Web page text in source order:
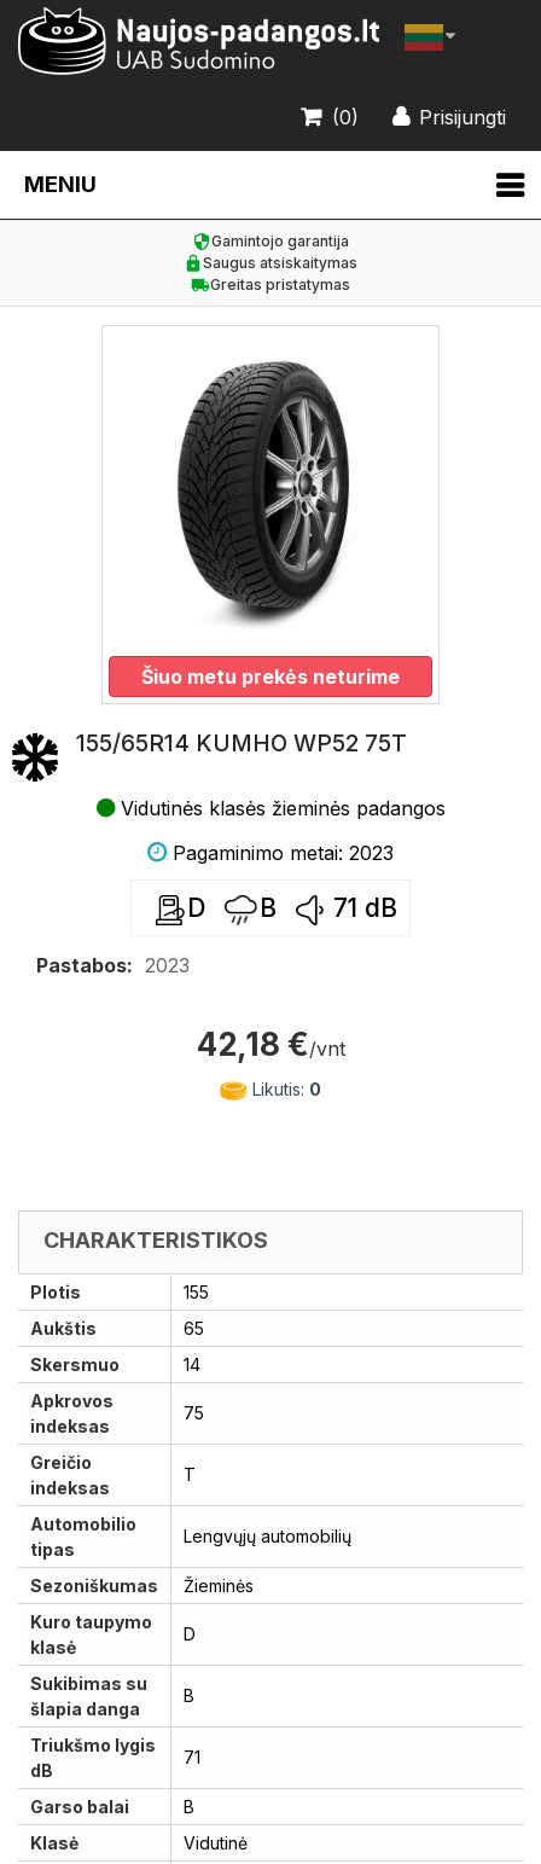
Prisijungti
(0)
MENIU
Gamintojo garantija
Saugus atsiskaitymas
Greitas pristatymas
Šiuo metu prekės neturime
155/65R14 KUMHO WP52 75T
Vidutinės klasės žieminės padangos
Pagaminimo metai: 2023
D B 71 dB
Pastabos: 2023
42,18 €/vnt
Likutis: 0
CHARAKTERISTIKOS
Plotis
155
Aukštis
65
Skersmuo
14
Apkrovos
indeksas
75
Greičio
indeksas
T
Automobilio
tipas
Lengvųjų automobilių
Sezoniškumas
Žieminės
Kuro taupymo
klasė
D
Sukibimas su
šlapia danga
B
Triukšmo lygis
dB
71
Garso balai
B
Klasė
Vidutinė